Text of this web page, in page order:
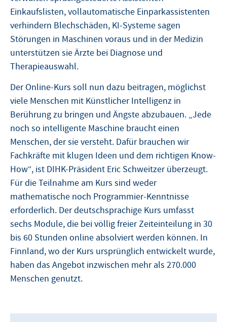
Einkaufslisten, vollautomatische Einparkassistenten
verhindern Blechschäden, KI-Systeme sagen
Störungen in Maschinen voraus und in der Medizin
unterstützen sie Ärzte bei Diagnose und
Therapieauswahl.
Der Online-Kurs soll nun dazu beitragen, möglichst
viele Menschen mit Künstlicher Intelligenz in
Berührung zu bringen und Ängste abzubauen. „Jede
noch so intelligente Maschine braucht einen
Menschen, der sie versteht. Dafür brauchen wir
Fachkräfte mit klugen Ideen und dem richtigen Know-
How“, ist DIHK-Präsident Eric Schweitzer überzeugt.
Für die Teilnahme am Kurs sind weder
mathematische noch Programmier-Kenntnisse
erforderlich. Der deutschsprachige Kurs umfasst
sechs Module, die bei völlig freier Zeiteinteilung in 30
bis 60 Stunden online absolviert werden können. In
Finnland, wo der Kurs ursprünglich entwickelt wurde,
haben das Angebot inzwischen mehr als 270.000
Menschen genutzt.